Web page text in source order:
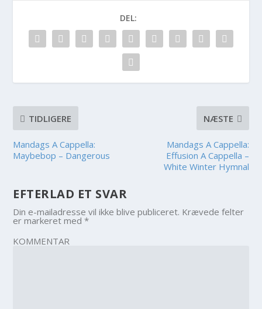
DEL:
TIDLIGERE
Mandags A Cappella:
Maybebop – Dangerous
NÆSTE
Mandags A Cappella:
Effusion A Cappella –
White Winter Hymnal
EFTERLAD ET SVAR
Din e-mailadresse vil ikke blive publiceret. Krævede felter
er markeret med*
KOMMENTAR